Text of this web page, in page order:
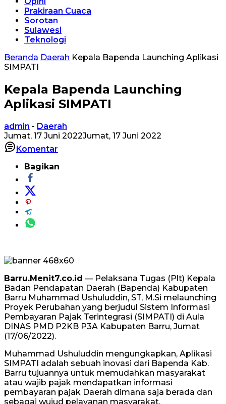
Prakiraan Cuaca
Sorotan
Sulawesi
Teknologi
Beranda Daerah Kepala Bapenda Launching Aplikasi
SIMPATI
Kepala Bapenda Launching
Aplikasi SIMPATI
admin - Daerah
Jumat, 17 Juni 2022Jumat, 17 Juni 2022
Komentar
Bagikan
Barru.Menit7.co.id — Pelaksana Tugas (Plt) Kepala
Badan Pendapatan Daerah (Bapenda) Kabupaten
Barru Muhammad Ushuluddin, ST, M.Si melaunching
Proyek Perubahan yang berjudul Sistem Informasi
Pembayaran Pajak Terintegrasi (SIMPATI) di Aula
DINAS PMD P2KB P3A Kabupaten Barru, Jumat
(17/06/2022).
Muhammad Ushuluddin mengungkapkan, Aplikasi
SIMPATI adalah sebuah inovasi dari Bapenda Kab.
Barru tujuannya untuk memudahkan masyarakat
atau wajib pajak mendapatkan informasi
pembayaran pajak Daerah dimana saja berada dan
sebagai wujud pelayanan masyarakat.